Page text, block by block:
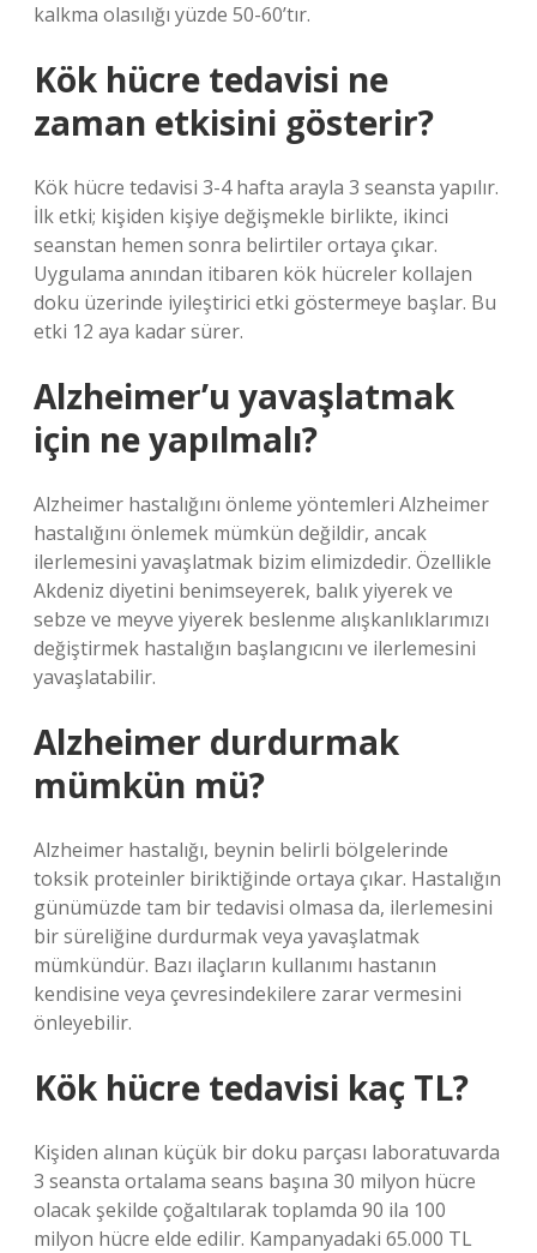
kalkma olasılığı yüzde 50-60’tır.
Kök hücre tedavisi ne
zaman etkisini gösterir?
Kök hücre tedavisi 3-4 hafta arayla 3 seansta yapılır.
İlk etki; kişiden kişiye değişmekle birlikte, ikinci
seanstan hemen sonra belirtiler ortaya çıkar.
Uygulama anından itibaren kök hücreler kollajen
doku üzerinde iyileştirici etki göstermeye başlar. Bu
etki 12 aya kadar sürer.
Alzheimer’u yavaşlatmak
için ne yapılmalı?
Alzheimer hastalığını önleme yöntemleri Alzheimer
hastalığını önlemek mümkün değildir, ancak
ilerlemesini yavaşlatmak bizim elimizdedir. Özellikle
Akdeniz diyetini benimseyerek, balık yiyerek ve
sebze ve meyve yiyerek beslenme alışkanlıklarımızı
değiştirmek hastalığın başlangıcını ve ilerlemesini
yavaşlatabilir.
Alzheimer durdurmak
mümkün mü?
Alzheimer hastalığı, beynin belirli bölgelerinde
toksik proteinler biriktiğinde ortaya çıkar. Hastalığın
günümüzde tam bir tedavisi olmasa da, ilerlemesini
bir süreliğine durdurmak veya yavaşlatmak
mümkündür. Bazı ilaçların kullanımı hastanın
kendisine veya çevresindekilere zarar vermesini
önleyebilir.
Kök hücre tedavisi kaç TL?
Kişiden alınan küçük bir doku parçası laboratuvarda
3 seansta ortalama seans başına 30 milyon hücre
olacak şekilde çoğaltılarak toplamda 90 ila 100
milyon hücre elde edilir. Kampanyadaki 65.000 TL